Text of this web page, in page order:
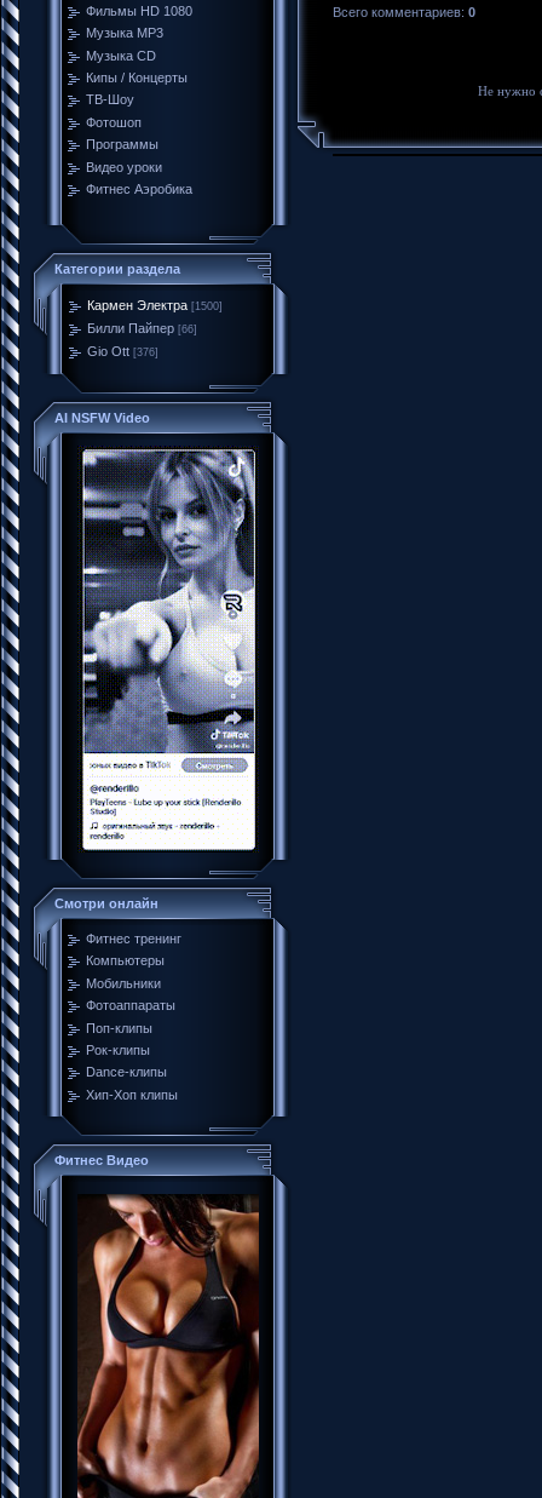
Фильмы HD 1080
Музыка MP3
Музыка CD
Кипы / Концерты
ТВ-Шоу
Фотошоп
Программы
Видео уроки
Фитнес Аэробика
Категории раздела
Кармен Электра [1500]
Билли Пайпер [66]
Gio Ott [376]
AI NSFW Video
Смотри онлайн
Фитнес тренинг
Компьютеры
Мобильники
Фотоаппараты
Поп-клипы
Рок-клипы
Dance-клипы
Хип-Хоп клипы
Фитнес Видео
Всего комментариев: 0
Не нужно